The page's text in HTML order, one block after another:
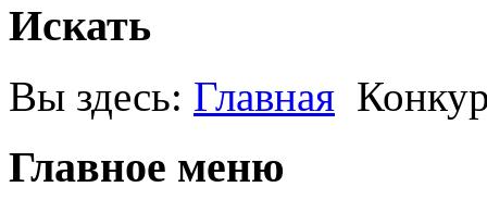
Искать
Вы здесь: Главная
Главное меню